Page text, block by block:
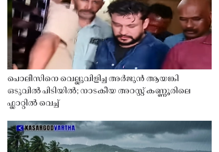
പൊലീസിനെ വെല്ലുവിളിച്ച അർജുൻ ആയങ്കി
ഒടുവിൽ പിടിയിൽ; നാടകീയ അറസ്റ്റ് കണ്ണൂരിലെ
ഫ്ലാറ്റിൽ വെച്ച്